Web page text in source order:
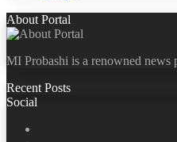
About Portal
MI Probashi is a renowned news
Recent Posts
Social